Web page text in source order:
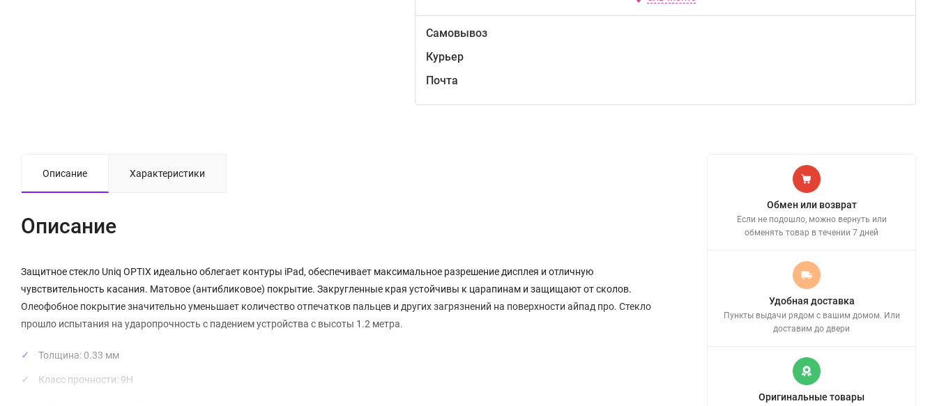
Самовывоз
Курьер
Почта
Описание Характеристики
Описание
Защитное стекло Uniq OPTIX идеально облегает контуры iPad, обеспечивает максимальное разрешение дисплея и отличную
чувствительность касания. Матовое (антибликовое) покрытие. Закругленные края устойчивы к царапинам и защищают от сколов.
Олеофобное покрытие значительно уменьшает количество отпечатков пальцев и других загрязнений на поверхности айпад про. Стекло
прошло испытания на ударопрочность с падением устройства с высоты 1.2 метра.
Толщина: 0.33 мм
Класс прочности: 9H
Обмен или возврат
Если не подошло, можно вернуть или
обменять товар в течении 7 дней
Удобная доставка
Пункты выдачи рядом с вашим домом. Или
доставим до двери
Оригинальные товары